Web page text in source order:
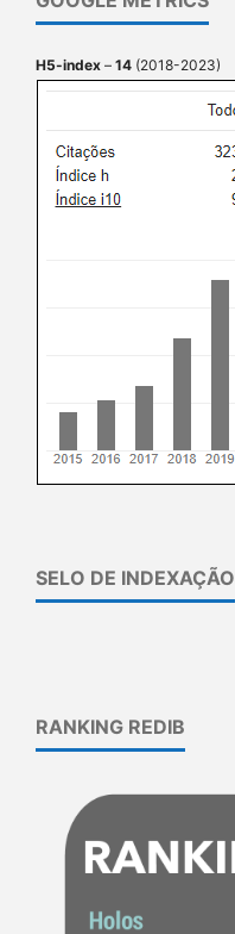
H5-index – 14 (2018-2023)
SELO DE INDEXAÇÃO
RANKING REDIB